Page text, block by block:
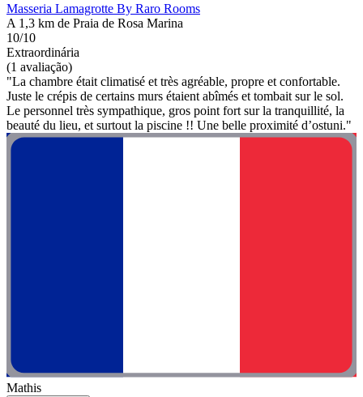
Masseria Lamagrotte By Raro Rooms
A 1,3 km de Praia de Rosa Marina
10/10
Extraordinária
(1 avaliação)
"La chambre était climatisé et très agréable, propre et confortable.
Juste le crépis de certains murs étaient abîmés et tombait sur le sol.
Le personnel très sympathique, gros point fort sur la tranquillité, la
beauté du lieu, et surtout la piscine !! Une belle proximité d’ostuni."
Mathis